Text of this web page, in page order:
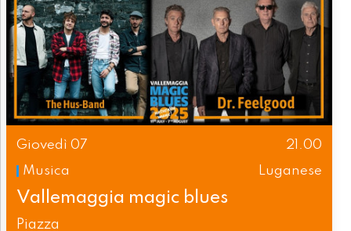
Giovedì 07
21.00
Musica
Luganese
Vallemaggia magic blues
Piazza